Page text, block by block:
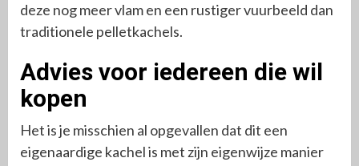
deze nog meer vlam en een rustiger vuurbeeld dan
traditionele pelletkachels.
Advies voor iedereen die wil
kopen
Het is je misschien al opgevallen dat dit een
eigenaardige kachel is met zijn eigenwijze manier